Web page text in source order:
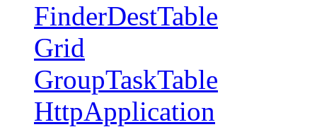
FinderDestTable
Grid
GroupTaskTable
HttpApplication